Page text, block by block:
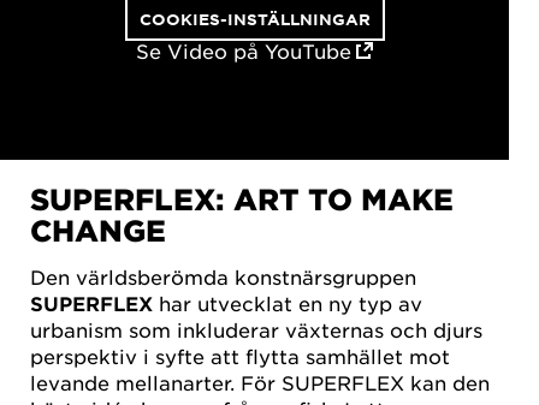
COOKIES-INSTÄLLNINGAR
Se Video på YouTube
DENNA
SUPERFLEX: ART TO MAKE
CHANGE
Den världsberömda konstnärsgruppen
SUPERFLEX har utvecklat en ny typ av
urbanism som inkluderar växternas och djurs
perspektiv i syfte att flytta samhället mot
levande mellanarter. För SUPERFLEX kan den